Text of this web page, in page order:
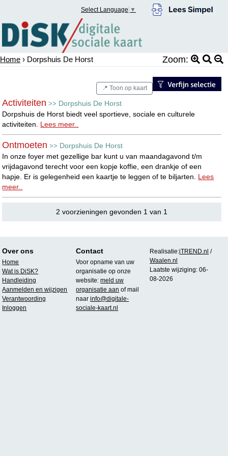
Select Language ▼
Home › Dorpshuis De Horst Zoom:
📍 Toon op kaart
Activiteiten >> Dorpshuis De Horst
Dorpshuis de Horst biedt veel sportieve, sociale en culturele
activiteiten. Lees meer..
Ontmoeten >> Dorpshuis De Horst
In onze foyer met gezellige bar kunt u van maandagavond t/m
vrijdagavond terecht voor een kopje koffie, een drankje of een
hapje. Er is gelegenheid een kaartje te leggen of te biljarten. Lees
meer..
2 voorzieningen gevonden 1 van 1
Over ons
Home
Wat is DiSK?
Handleiding
Aanmelden en wijzigen
Verantwoording
Inloggen
Contact
Voor opname van uw
organisatie op onze
website:meld uw
organisatie aan of mail
naarinfo@digitale-
sociale-kaart.nl
Realisatie:iTREND.nl /
Waalen.nl
Laatste wijziging: 06-
08-2026